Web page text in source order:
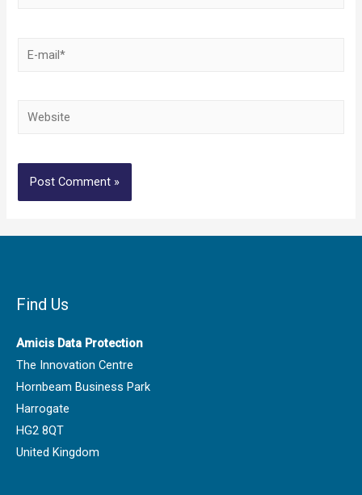
E-
Website
Find Us
Amicis Data Protection
The Innovation Centre
Hornbeam Business Park
Harrogate
HG2 8QT
United Kingdom